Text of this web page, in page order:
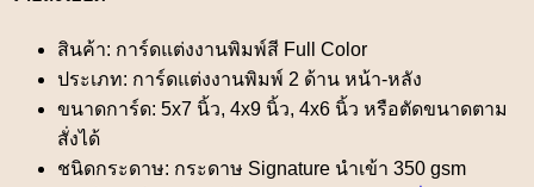
สินค้า: การ์ดแต่งงานพิมพ์สี Full Color
ประเภท: การ์ดแต่งงานพิมพ์ 2 ด้าน หน้า-หลัง
ขนาดการ์ด: 5x7 นิ้ว, 4x9 นิ้ว, 4x6 นิ้ว หรือตัดขนาดตาม
สั่งได้
ชนิดกระดาษ: กระดาษ Signature นำเข้า 350 gsm